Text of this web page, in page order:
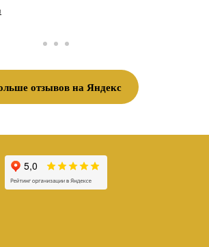
отзывов на Яндекс